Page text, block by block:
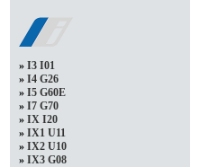
» I3 I01
» I4 G26
» I5 G60E
» I7 G70
» IX I20
» IX1 U11
» IX2 U10
» IX3 G08